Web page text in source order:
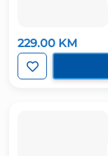
229.00 KM